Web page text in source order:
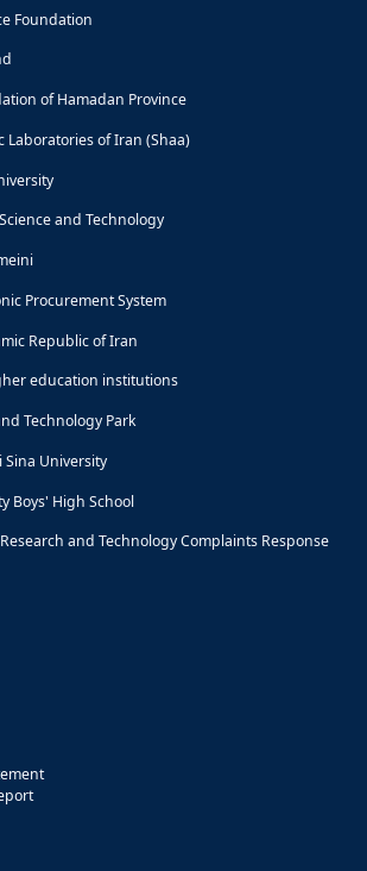
Foundation
of Hamadan Province
Laboratories of Iran (Shaa)
and Technology
Procurement System
Republic of Iran
education institutions
Technology Park
Sina University
Boys' High School
and Technology Complaints Response